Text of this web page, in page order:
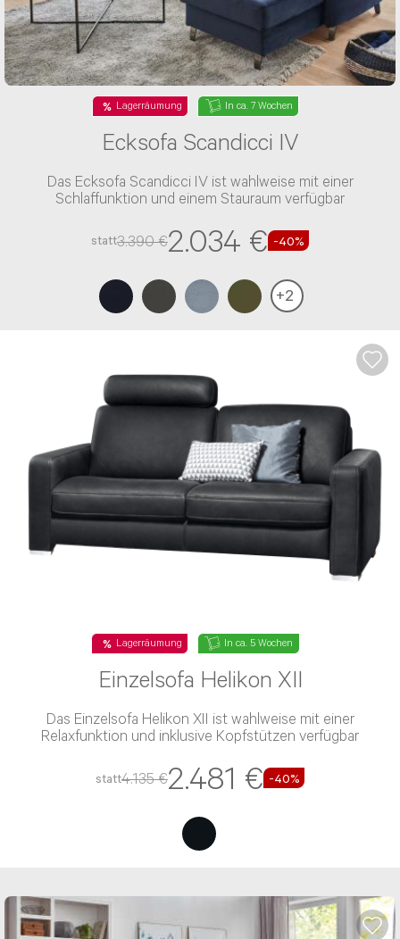
Lagerräumung In ca. 7 Wochen
Ecksofa Scandicci IV
Das Ecksofa Scandicci IV ist wahlweise mit einer
Schlaffunktion und einem Stauraum verfügbar
statt3.390 €2.034 € -40%
+2
Lagerräumung In ca. 5 Wochen
Einzelsofa Helikon XII
Das Einzelsofa Helikon XII ist wahlweise mit einer
Relaxfunktion und inklusive Kopfstützen verfügbar
statt4.135 €2.481 € -40%